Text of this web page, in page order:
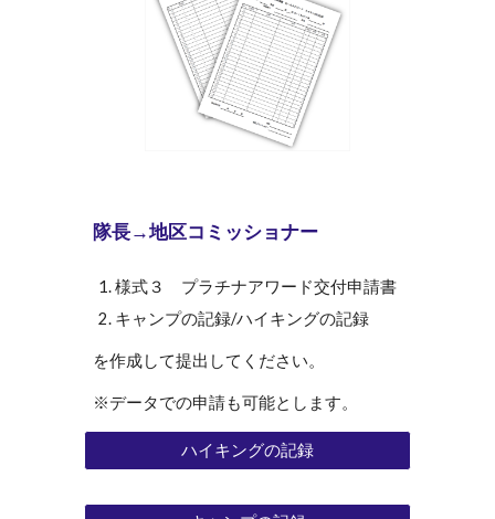
隊長→地区コミッショナー
様式３
プラチナアワード交付申請書
キャンプの記録/ハイキングの記録
を作成して提出してください。
※データでの申請も可能とします。
ハイキングの記録